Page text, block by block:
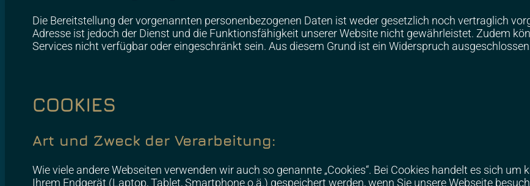
Die Bereitstellung der vorgenannten personenbezogenen Daten ist weder gesetzlich noch vertraglich
Adresse ist jedoch der Dienst und die Funktionsfähigkeit unserer Website nicht gewährleistet. Zudem
Services nicht verfügbar oder eingeschränkt sein. Aus diesem Grund ist ein Widerspruch
COOKIES
Art und Zweck der Verarbeitung:
Wie viele andere Webseiten verwenden wir auch so genannte „Cookies“. Bei Cookies handelt es sich um
Ihrem Endgerät (Laptop, Tablet, Smartphone o.ä.) gespeichert werden, wenn Sie unsere Webseite